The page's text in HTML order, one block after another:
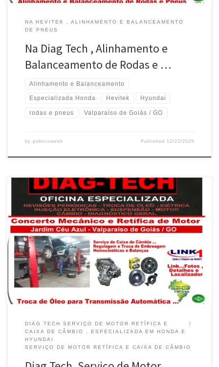
NA HEVITEK , ALINHAMENTO E BALANCEAMENTO
DE PNEUS
Na Diag Tech , Alinhamento e
Balanceamento de Rodas e …
Alinhamento e Balanceamento
Especializada Honda Hevitek Hyundai
rodas e pneus Valparaíso de Goiás / GO
by publicnaweb Published 12/23/2025
Na Diag Tech , Serviço de Motor , Retífica e Caixa de Câmbio em
Valparaíso de Goiás / GO Revisão do Motor , Comando de Válvulas
, Limpesa de TBI é na Diag Tech em Valparaíso de Goiás / GO Na
Diag Tech , Regulagem do Motor com Osciloscópio em […]
DIAG TECH SERVIÇO DE MOTOR RETÍFICA E
CAIXA DE CÂMBIO , ESPECIALIZADA EM HONDA E
HYUNDAI
SERVIÇO DE MOTOR RETÍFICA E CAIXA DE CÂMBIO